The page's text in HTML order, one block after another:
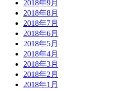
2018年9月
2018年8月
2018年7月
2018年6月
2018年5月
2018年4月
2018年3月
2018年2月
2018年1月